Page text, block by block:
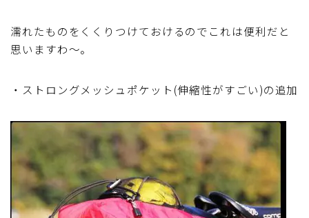
濡れたものをくくりつけておけるのでこれは便利だと
思いますわ～。
・ストロングメッシュポケット(伸縮性がすごい)の追加